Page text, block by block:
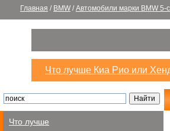
Главная / BMW / Автомобили марки BMW 5-
Что лучше Киа Рио или
Что лучше